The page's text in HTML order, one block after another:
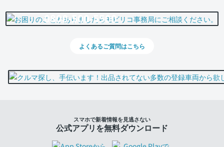
0800-500-5500
よくあるご質問はこちら
スマホで新着情報を見逃さない
公式アプリを無料ダウンロード